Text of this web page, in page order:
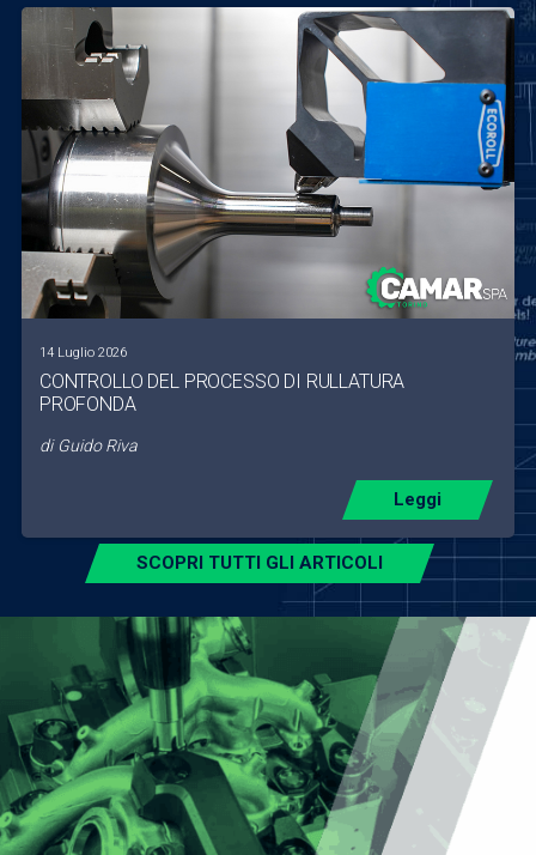
14 Luglio 2026
CONTROLLO DEL PROCESSO DI RULLATURA
PROFONDA
di Guido Riva
Leggi
SCOPRI TUTTI GLI ARTICOLI